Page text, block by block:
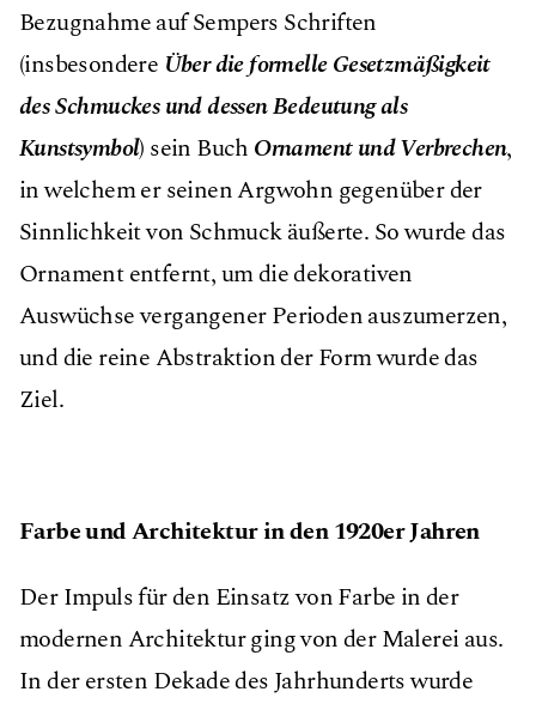
Bezugnahme auf Sempers Schriften
(insbesondere Über die formelle Gesetzmäßigkeit
des Schmuckes und dessen Bedeutung als
Kunstsymbol) sein Buch Ornament und Verbrechen,
in welchem er seinen Argwohn gegenüber der
Sinnlichkeit von Schmuck äußerte. So wurde das
Ornament entfernt, um die dekorativen
Auswüchse vergangener Perioden auszumerzen,
und die reine Abstraktion der Form wurde das
Ziel.
Farbe und Architektur in den 1920er Jahren
Der Impuls für den Einsatz von Farbe in der
modernen Architektur ging von der Malerei aus.
In der ersten Dekade des Jahrhunderts wurde